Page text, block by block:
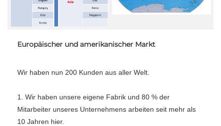
Europäischer und amerikanischer Markt
Wir haben nun 200 Kunden aus aller Welt.
1. Wir haben unsere eigene Fabrik und 80 % der
Mitarbeiter unseres Unternehmens arbeiten seit mehr als
10 Jahren hier.